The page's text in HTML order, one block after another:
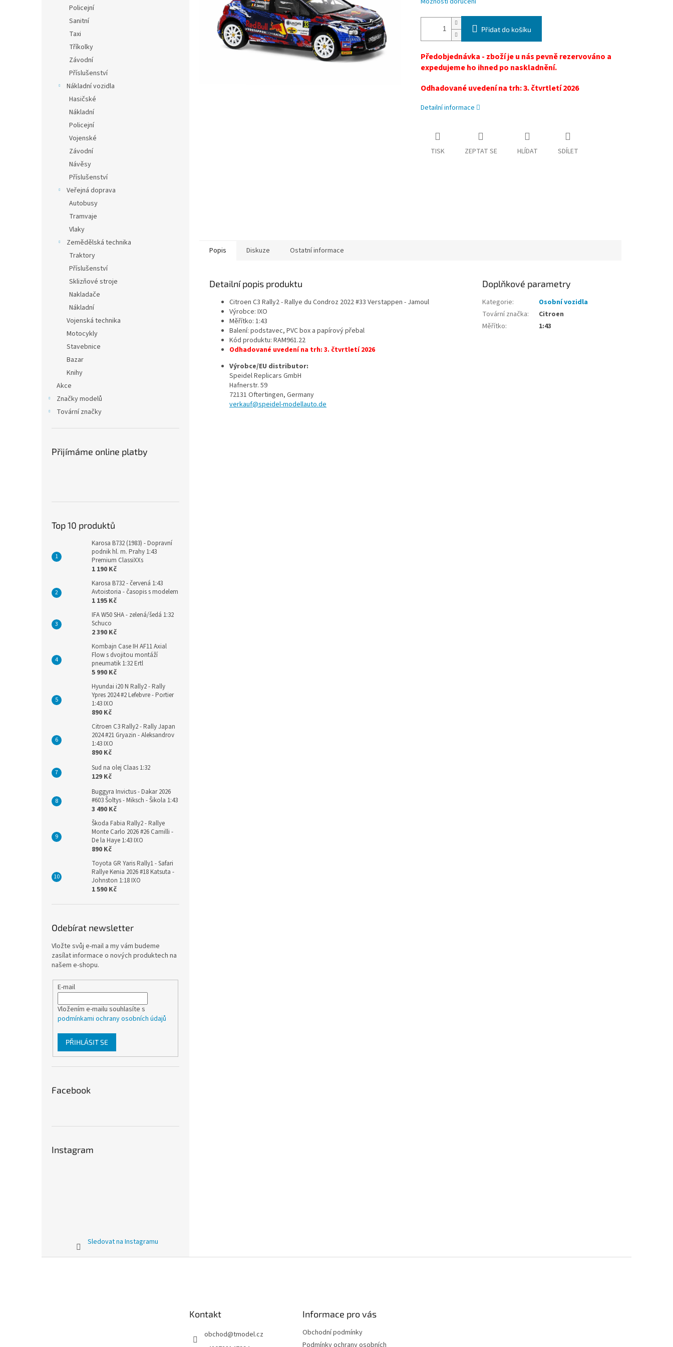
Policejní
Sanitní
Taxi
Tříkolky
Závodní
Příslušenství
Nákladní vozidla
Hasičské
Nákladní
Policejní
Vojenské
Závodní
Návěsy
Příslušenství
Veřejná doprava
Autobusy
Tramvaje
Vlaky
Zemědělská technika
Traktory
Příslušenství
Sklizňové stroje
Nakladače
Nákladní
Vojenská technika
Motocykly
Stavebnice
Bazar
Knihy
Akce
Značky modelů
Tovární značky
Přijímáme online platby
Top 10 produktů
Karosa B732 (1983) - Dopravní
podnik hl. m. Prahy 1:43
Premium ClassiXXs
1 190 Kč
Karosa B732 - červená 1:43
Avtoistoria - časopis s modelem
1 195 Kč
IFA W50 SHA - zelená/šedá 1:32
Schuco
2 390 Kč
Kombajn Case IH AF11 Axial
Flow s dvojitou montáží
pneumatik 1:32 Ertl
5 990 Kč
Hyundai i20 N Rally2 - Rally
Ypres 2024 #2 Lefebvre - Portier
1:43 IXO
890 Kč
Citroen C3 Rally2 - Rally Japan
2024 #21 Gryazin - Aleksandrov
1:43 IXO
890 Kč
Sud na olej Claas 1:32
129 Kč
Buggyra Invictus - Dakar 2026
#603 Šoltys - Miksch - Šikola 1:43
3 490 Kč
Škoda Fabia Rally2 - Rallye
Monte Carlo 2026 #26 Camilli -
De la Haye 1:43 IXO
890 Kč
Toyota GR Yaris Rally1 - Safari
Rallye Kenia 2026 #18 Katsuta -
Johnston 1:18 IXO
1 590 Kč
Odebírat newsletter
Vložte svůj e-mail a my vám budeme
zasílat informace o nových produktech na
našem e-shopu.
E-mail
Vložením e-mailu souhlasíte s
podmínkami ochrany osobních údajů
PŘIHLÁSIT SE
Facebook
Instagram
Sledovat na Instagramu
Přidat do košíku
Předobjednávka - zboží je u nás pevně rezervováno a
expedujeme ho ihned po naskladnění.
Odhadované uvedení na trh: 3. čtvrtletí 2026
Detailní informace
TISK ZEPTAT SE HLÍDAT SDÍLET
Popis Diskuze Ostatní informace
Detailní popis produktu
Citroen C3 Rally2 - Rallye du Condroz 2022 #33 Verstappen - Jamoul
Výrobce: IXO
Měřítko: 1:43
Balení: podstavec, PVC box a papírový přebal
Kód produktu: RAM961.22
Odhadované uvedení na trh: 3. čtvrtletí 2026
Výrobce/EU distributor:
Speidel Replicars GmbH
Hafnerstr. 59
72131 Oftertingen, Germany
verkauf@speidel-modellauto.de
Doplňkové parametry
Kategorie:
Osobní vozidla
Tovární značka:
Citroen
Měřítko: 1:43
Kontakt
obchod@tmodel.cz
Informace pro vás
Obchodní podmínky
Podmínky ochrany osobních